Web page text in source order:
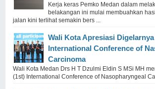
Kerja keras Pemko Medan dalam
belakangan ini mulai membuahkan
jalan kini terlihat semakin bers ...
Wali Kota Apresiasi
International Conference of
Carcinoma
Wali Kota Medan Drs H T Dzulmi Eldin S MSi MH
(1st) International Conference of Nasopharyngeal